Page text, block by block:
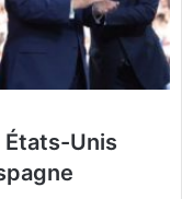
États-Unis